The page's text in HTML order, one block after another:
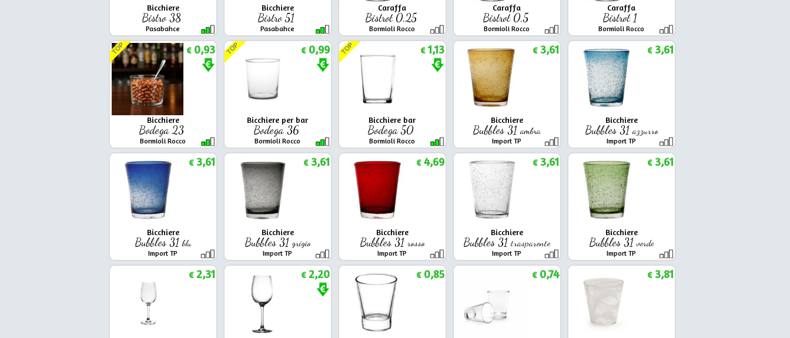
Bicchiere
Bistro 38
Pasabahce
Bicchiere
Bistro 51
Pasabahce
Caraffa
Bistrot 0,25
Bormioli Rocco
Caraffa
Bistrot 0,5
Bormioli Rocco
Caraffa
Bistrot 1
Bormioli Rocco
Bicchiere
Bodega 23
Bormioli Rocco
TOP €0,93
Bicchiere per bar
Bodega 36
Bormioli Rocco
TOP €0,99
Bicchiere bar
Bodega 50
Bormioli Rocco
TOP €1,13
Bicchiere
Bubbles 31 ambra
Import TP
€3,61
Bicchiere
Bubbles 31 azzurro
Import TP
€3,61
Bicchiere
Bubbles 31 blu
Import TP
€3,61
Bicchiere
Bubbles 31 grigio
Import TP
€3,61
Bicchiere
Bubbles 31 rosso
Import TP
€4,69
Bicchiere
Bubbles 31 trasparente
Import TP
€3,61
Bicchiere
Bubbles 31 verde
Import TP
€3,61
€2,31 €2,20 €0,85 €0,74 €3,81